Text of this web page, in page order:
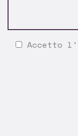
Accetto l'